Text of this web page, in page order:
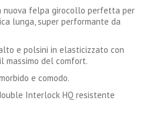
nuova felpa girocollo perfetta per
lunga, super performante da
e polsini in elasticizzato con
massimo del comfort.
e comodo.
Interlock HQ resistente